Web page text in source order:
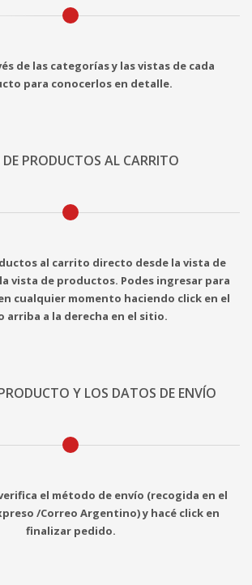
de las categorías y las vistas de cada
para conocerlos en detalle.
DE PRODUCTOS AL CARRITO
al carrito directo desde la vista de
vista de productos. Podes ingresar para
cualquier momento haciendo click en el
arriba a la derecha en el sitio.
Y LOS DATOS DE ENVÍO
el método de envío (recogida en el
/Correo Argentino) y hacé click en
finalizar pedido.